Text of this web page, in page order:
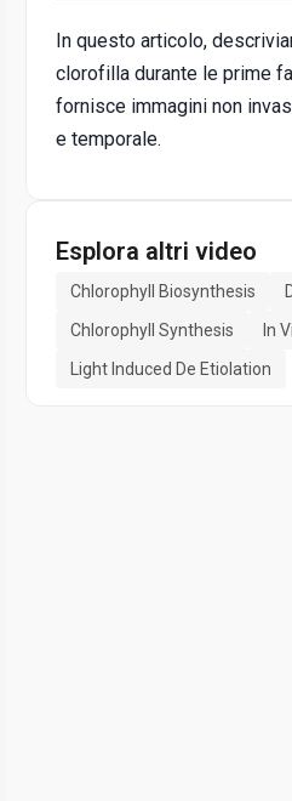
In questo articolo,
clorofilla durante le prime
fornisce immagini non
e temporale.
Esplora altri video
Chlorophyll Biosynthesis
Chlorophyll Synthesis
In
Light Induced De Etiolation